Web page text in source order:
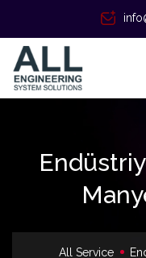
All Service